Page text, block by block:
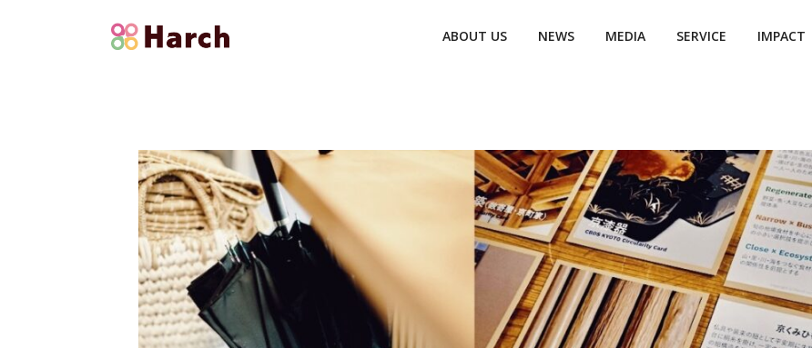
ABOUT US NEWS MEDIA SERVICE IMPACT